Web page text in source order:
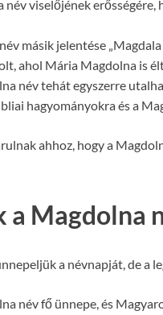
név viselőjének
másik jelentése
ahol Mária Magdolna is
név tehát egyszerre
hagyományokra és a
ahhoz, hogy a
Magdolna
a névnapját, de a
név fő ünnepe, és